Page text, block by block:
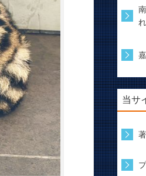
当サ